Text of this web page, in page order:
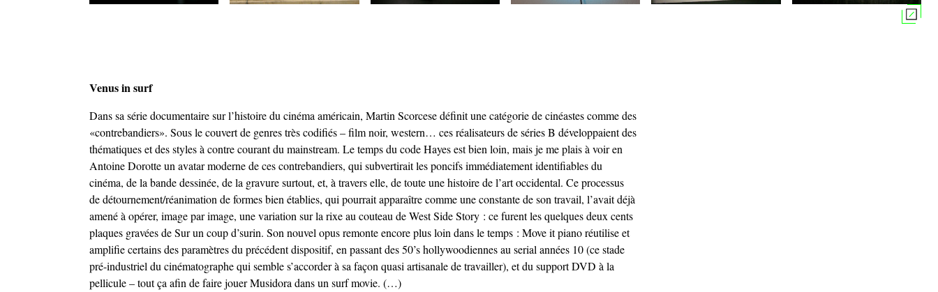
Venus in surf
Dans sa série documentaire sur l’histoire du cinéma américain, Martin Scorcese définit une catégorie de cinéastes comme des
«contrebandiers». Sous le couvert de genres très codifiés – film noir, western… ces réalisateurs de séries B développaient des
thématiques et des styles à contre courant du mainstream. Le temps du code Hayes est bien loin, mais je me plais à voir en
Antoine Dorotte un avatar moderne de ces contrebandiers, qui subvertirait les poncifs immédiatement identifiables du
cinéma, de la bande dessinée, de la gravure surtout, et, à travers elle, de toute une histoire de l’art occidental. Ce processus
de détournement/réanimation de formes bien établies, qui pourrait apparaître comme une constante de son travail, l’avait déjà
amené à opérer, image par image, une variation sur la rixe au couteau de West Side Story : ce furent les quelques deux cents
plaques gravées de Sur un coup d’surin. Son nouvel opus remonte encore plus loin dans le temps : Move it piano réutilise et
amplifie certains des paramètres du précédent dispositif, en passant des 50’s hollywoodiennes au serial années 10 (ce stade
pré-industriel du cinématographe qui semble s’accorder à sa façon quasi artisanale de travailler), et du support DVD à la
pellicule – tout ça afin de faire jouer Musidora dans un surf movie. (…)